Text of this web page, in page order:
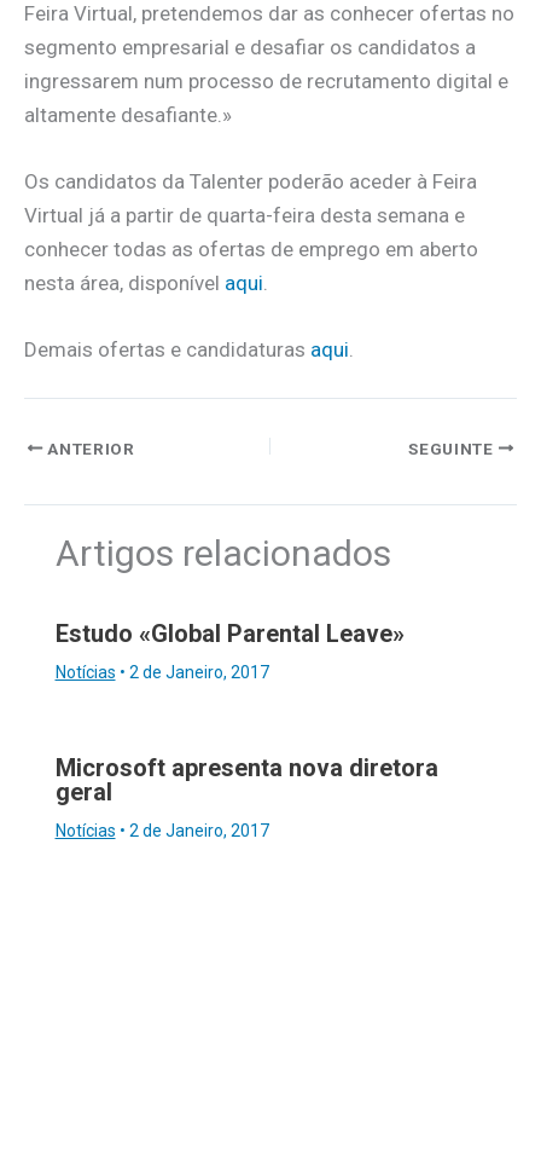
Feira Virtual, pretendemos dar as conhecer ofertas no
segmento empresarial e desafiar os candidatos a
ingressarem num processo de recrutamento digital e
altamente desafiante.»
Os candidatos da Talenter poderão aceder à Feira
Virtual já a partir de quarta-feira desta semana e
conhecer todas as ofertas de emprego em aberto
nesta área, disponível aqui.
Demais ofertas e candidaturas aqui.
ANTERIOR SEGUINTE
Artigos relacionados
Estudo «Global Parental Leave»
Notícias • 2 de Janeiro, 2017
Microsoft apresenta nova diretora
geral
Notícias • 2 de Janeiro, 2017